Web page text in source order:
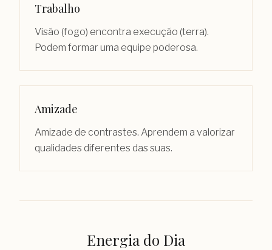
Trabalho
Visão (fogo) encontra execução (terra).
Podem formar uma equipe poderosa.
Amizade
Amizade de contrastes. Aprendem a valorizar
qualidades diferentes das suas.
Energia do Dia